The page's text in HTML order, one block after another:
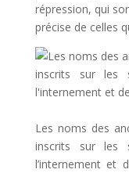
répression, qui
précise de celles
Les noms des
inscrits sur les
l’internement et